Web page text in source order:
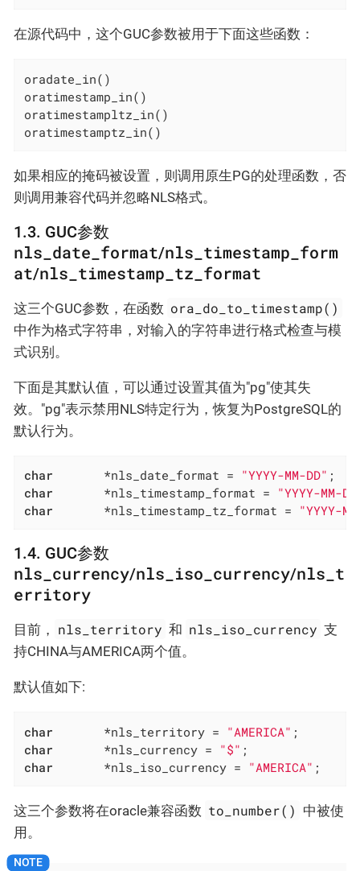
在源代码中，这个GUC参数被用于下面这些函数：
oradate_in()
oratimestamp_in()
oratimestampltz_in()
oratimestamptz_in()
如果相应的掩码被设置，则调用原生PG的处理函数，否
则调用兼容代码并忽略NLS格式。
1.3. GUC参数
nls_date_format/nls_timestamp_form
at/nls_timestamp_tz_format
这三个GUC参数，在函数 ora_do_to_timestamp()
中作为格式字符串，对输入的字符串进行格式检查与模
式识别。
下面是其默认值，可以通过设置其值为"pg"使其失
效。"pg"表示禁用NLS特定行为，恢复为PostgreSQL的
默认行为。
char
	   *nls_date_format =
"YYYY-MM-DD"
char
	   *nls_timestamp_format =
"YYYY-MM-
char
	   *nls_timestamp_tz_format =
"YYYY-
1.4. GUC参数
nls_currency/nls_iso_currency/nls_t
erritory
目前， nls_territory 和 nls_iso_currency 支
持CHINA与AMERICA两个值。
默认值如下:
char
	   *nls_territory =
"AMERICA"
char
	   *nls_currency =
"$"
char
	   *nls_iso_currency =
"AMERICA" ;
这三个参数将在oracle兼容函数 to_number() 中被使
用。